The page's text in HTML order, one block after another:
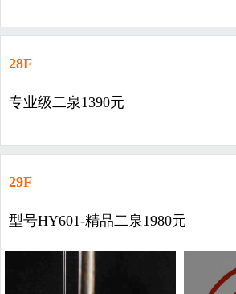
28F
专业级二泉1390元
29F
型号HY601-精品二泉1980元